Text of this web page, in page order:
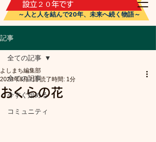
設立２０年です
～人と人を結んで20年、未来へ続く物語～
記事
全ての記事
今すぐ始める
コミュニティ
全ての記事
おくらの花
よしまち編集部
2023年8月7日 読了時間: 1分